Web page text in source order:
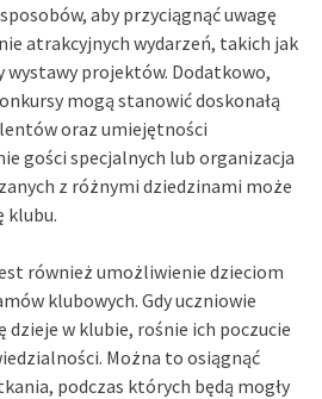
aby przyciągnąć uwagę
atrakcyjnych wydarzeń, takich jak
wystawy projektów. Dodatkowo,
mogą stanowić doskonałą
oraz umiejętności
gości specjalnych lub organizacja
z różnymi dziedzinami może
klubu.
również umożliwienie dzieciom
klubowych. Gdy uczniowie
dzieje w klubie, rośnie ich poczucie
Można to osiągnąć
podczas których będą mogły